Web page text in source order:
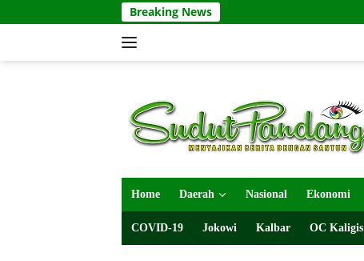
ke
Breaking News
Home Daerah Nasional Ekonomi
COVID-19 Jokowi Kalbar OC Kaligis